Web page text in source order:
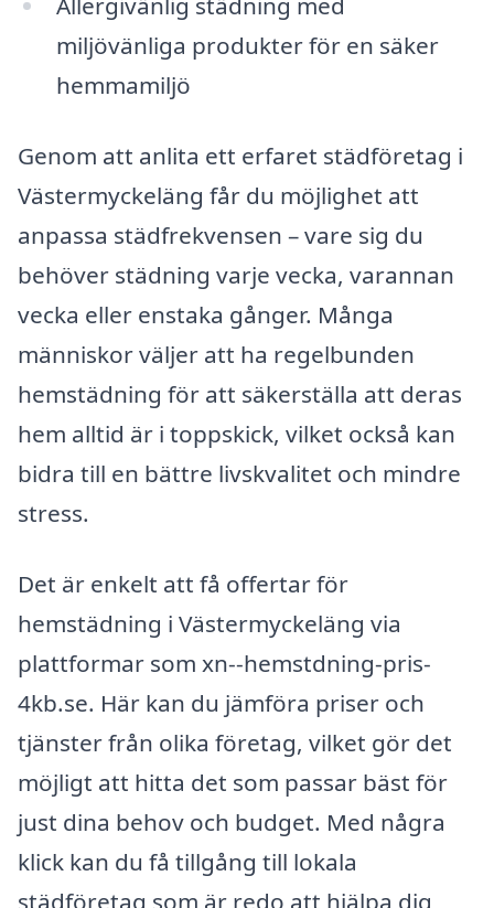
miljövänliga produkter för en säker
hemmamiljö
Genom att anlita ett erfaret städföretag i
Västermyckeläng får du möjlighet att
anpassa städfrekvensen – vare sig du
behöver städning varje vecka, varannan
vecka eller enstaka gånger. Många
människor väljer att ha regelbunden
hemstädning för att säkerställa att deras
hem alltid är i toppskick, vilket också kan
bidra till en bättre livskvalitet och mindre
stress.
Det är enkelt att få offertar för
hemstädning i Västermyckeläng via
plattformar som xn--hemstdning-pris-
4kb.se. Här kan du jämföra priser och
tjänster från olika företag, vilket gör det
möjligt att hitta det som passar bäst för
just dina behov och budget. Med några
klick kan du få tillgång till lokala
städföretag som är redo att hjälpa dig